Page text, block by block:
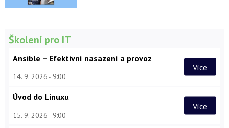
Školení pro IT
Ansible – Efektivní nasazení a provoz
14. 9. 2026 9:00
Více
Úvod do Linuxu
15. 9. 2026 9:00
Více